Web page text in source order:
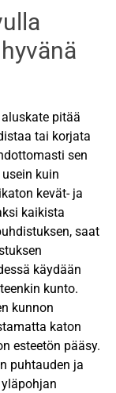
pitää
tai korjata
sen
kuin
kevät- ja
kaikista
saat
käydään
kunto.
kunnon
katon
esteetön pääsy.
puhtauden ja